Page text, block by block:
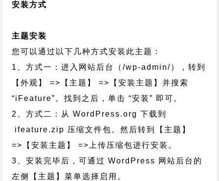
安装方式
主题安装
您可以通过以下几种方式安装此主题：
1、方式一：进入网站后台（/wp-admin/），转到
【外观】 =>【主题】 =>【安装主题】并搜索
“iFeature”。找到之后，单击 “安装” 即可。
2、方式二：从 WordPress.org 下载到
ifeature.zip 压缩文件包。然后转到【主题】
=>【安装主题】 =>上传压缩包进行安装。
3、安装完毕后，可通过 WordPress 网站后台的
左侧【主题】菜单选择启用。